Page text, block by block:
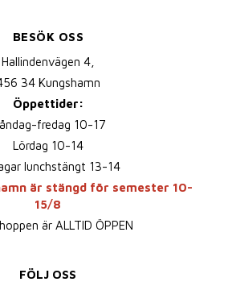
BESÖK OSS
Hallindenvägen 4,
34 Kungshamn
Öppettider:
fredag 10-17
Lördag 10-14
lunchstängt 13-14
är stängd för semester 10-
15/8
är ALLTID ÖPPEN
FÖLJ OSS